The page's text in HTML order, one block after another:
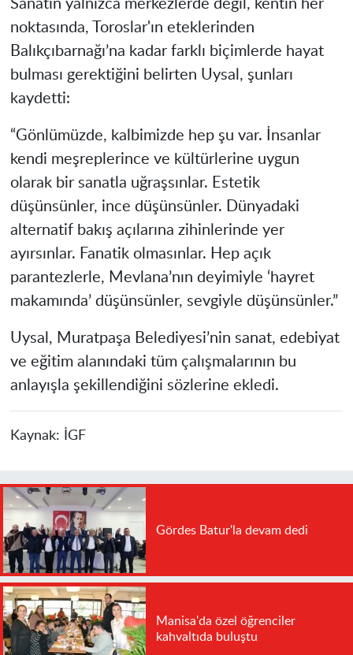
Sanatın yalnızca merkezlerde değil, kentin her
noktasında, Toroslar'ın eteklerinden
Balıkçıbarnağı’na kadar farklı biçimlerde hayat
bulması gerektiğini belirten Uysal, şunları
kaydetti:
“Gönlümüzde, kalbimizde hep şu var. İnsanlar
kendi meşreplerince ve kültürlerine uygun
olarak bir sanatla uğraşsınlar. Estetik
düşünsünler, ince düşünsünler. Dünyadaki
alternatif bakış açılarına zihinlerinde yer
ayırsınlar. Fanatik olmasınlar. Hep açık
parantezlerle, Mevlana’nın deyimiyle ‘hayret
makamında’ düşünsünler, sevgiyle düşünsünler.”
Uysal, Muratpaşa Belediyesi’nin sanat, edebiyat
ve eğitim alanındaki tüm çalışmalarının bu
anlayışla şekillendiğini sözlerine ekledi.
Kaynak: İGF
Gördes Batur'la devam dedi
Manisa'da özel öğrenciler
kahvaltıda buluştu